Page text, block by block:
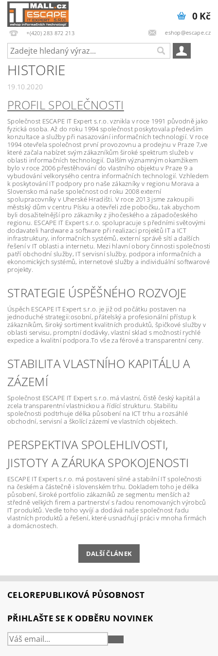
+(420) 283 872 213 eshop@escape.cz
0 Kč
HISTORIE
19.10.2020
PROFIL SPOLEČNOSTI
Společnost ESCAPE IT Expert s.r.o. vznikla v roce 1991 původně jako
fyzická osoba. Až do roku 1994 společnost poskytovala především
konzultace a služby při nasazování informačních technologií. V roce
1994 otevřela společnost první provozovnu a prodejnu v Praze 7,ve
které začala nabízet svým zákazníkům široké spektrum služeb v
oblasti informačních technologií. Dalším významným okamžikem
bylo v roce 2006 přestěhování do vlastního objektu v Praze 9 a
vybudování velkorysého centra informačních technologií. Vzhledem
k poskytování IT podpory pro naše zákazníky v regionu Morava a
Slovensko má naše společnost od roku 2008 externí
spolupracovníky v Uherské Hradišti. V roce 2013 jsme zakoupili
městský dům v centru Písku a otevřeli zde pobočku, tak abychom
byli dosažitelnější pro zákazníky z jihočeského a západočeského
regionu. ESCAPE IT Expert s.r.o. spolupracuje s předními světovými
dodavateli hardware a software při realizaci projektů IT a ICT
infrastruktury, informačních systémů, externí správě sítí a dalších
řešení v IT oblasti a internetu. Mezi hlavní obory činnosti společnosti
patří obchodní služby, IT servisní služby, podpora informačních a
ekonomických systémů, internetové služby a individuální softwarové
projekty.
STRATEGIE ÚSPĚŠNÉHO ROZVOJE
Úspěch ESCAPE IT Expert s.r.o. je již od počátku postaven na
jednoduché strategii:osobní, přátelský a profesionální přístup k
zákazníkům, široký sortiment kvalitních produktů, špičkové služby v
oblasti servisu, promptní dodávky, vlastní sklad s možností rychlé
expedice a kvalitní podpora.To vše za férové a transparentní ceny.
STABILITA VLASTNÍHO KAPITÁLU A
ZÁZEMÍ
Společnost ESCAPE IT Expert s.r.o. má vlastní, čistě český kapitál a
zcela transparentní vlastnickou a řídící strukturu. Stabilitu
společnosti podtrhuje délka působení na ICT trhu a rozsáhlé
obchodní, servisní a školící zázemí ve vlastních objektech.
PERSPEKTIVA SPOLEHLIVOSTI,
JISTOTY A ZÁRUKA SPOKOJENOSTI
ESCAPE IT Expert s.r.o. má postavení silné a stabilní IT společnosti
na českém a částečně i slovenském trhu. Dokladem toho je délka
působení, široké portfolio zákazníků ze segmentu menších až
středně velkých firem a partnerství s řadou renomovaných výrobců
IT produktů. Vedle toho vyvíjí a dodává naše společnost řadu
vlastních produktů a řešení, které usnadňují práci v mnoha firmách
a domácnostech.
DALŠÍ ČLÁNEK
CELOREPUBLIKOVÁ PŮSOBNOST
PŘIHLAŠTE SE K ODBĚRU NOVINEK
PŘIHLÁSIT